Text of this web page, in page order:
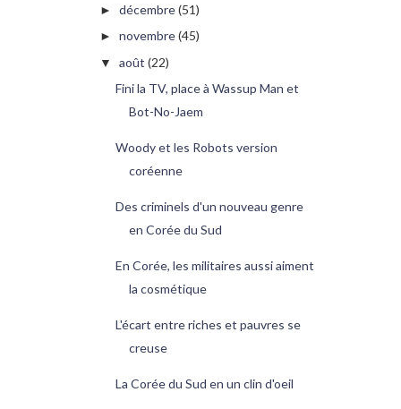
► décembre(51)
► novembre(45)
▼ août (22)
Fini la TV, place à Wassup Man et
Bot-No-Jaem
Woody et les Robots version
coréenne
Des criminels d'un nouveau genre
en Corée du Sud
En Corée, les militaires aussi aiment
la cosmétique
L'écart entre riches et pauvres se
creuse
La Corée du Sud en un clin d'oeil